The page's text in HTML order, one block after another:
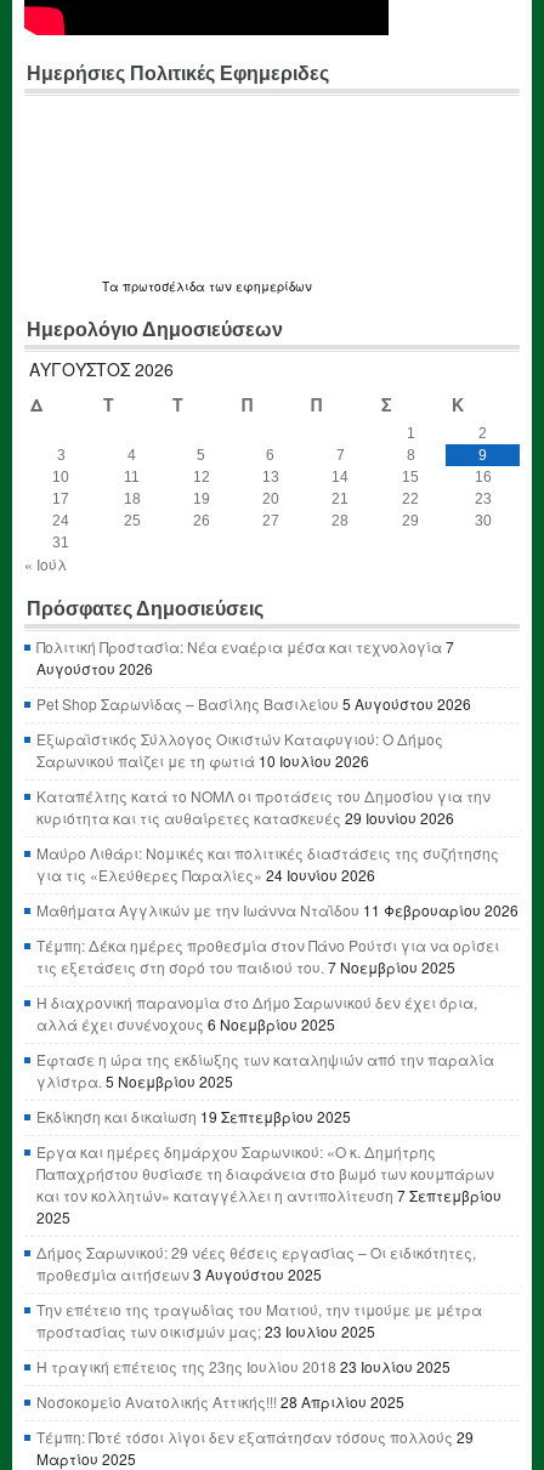
Ημερήσιες Πολιτικές Εφημεριδες
Τα πρωτοσέλιδα των εφημερίδων
Ημερολόγιο Δημοσιεύσεων
ΑΎΓΟΥΣΤΟΣ 2026
Δ
Τ Τ Π Π Σ Κ
1
2
3
4 5 6 7 8
9
10
11 12 13 14 15
16
17
18 19 20 21 22
23
24
25 26 27 28 29
30
31
« Ιούλ
Πρόσφατες Δημοσιεύσεις
Πολιτική Προστασία: Νέα εναέρια μέσα και τεχνολογία7
Αυγούστου 2026
Pet Shop Σαρωνίδας – Βασίλης Βασιλείου 5 Αυγούστου 2026
Εξωραϊστικός Σύλλογος Οικιστών Καταφυγιού: Ο Δήμος
Σαρωνικού παίζει με τη φωτιά 10 Ιουλίου 2026
Καταπέλτης κατά το ΝΟΜΛ οι προτάσεις του Δημοσίου για την
κυριότητα και τις αυθαίρετες κατασκευές 29 Ιουνίου 2026
Μαύρο Λιθάρι: Νομικές και πολιτικές διαστάσεις της συζήτησης
για τις «Ελεύθερες Παραλίες» 24 Ιουνίου 2026
Μαθήματα Αγγλικών με την Ιωάννα Νταΐδου 11 Φεβρουαρίου 2026
Τέμπη: Δέκα ημέρες προθεσμία στον Πάνο Ρούτσι για να ορίσει
τις εξετάσεις στη σορό του παιδιού του. 7 Νοεμβρίου 2025
Η διαχρονική παρανομία στο Δήμο Σαρωνικού δεν έχει όρια,
αλλά έχει συνένοχους 6 Νοεμβρίου 2025
Έφτασε η ώρα της εκδίωξης των καταληψιών από την παραλία
γλίστρα. 5 Νοεμβρίου 2025
Εκδίκηση και δικαίωση 19 Σεπτεμβρίου 2025
Έργα και ημέρες δημάρχου Σαρωνικού: «Ο κ. Δημήτρης
Παπαχρήστου θυσίασε τη διαφάνεια στο βωμό των κουμπάρων
και τον κολλητών» καταγγέλλει η αντιπολίτευση 7 Σεπτεμβρίου
2025
Δήμος Σαρωνικού: 29 νέες θέσεις εργασίας – Οι ειδικότητες,
προθεσμία αιτήσεων3 Αυγούστου 2025
Την επέτειο της τραγωδίας του Ματιού, την τιμούμε με μέτρα
προστασίας των οικισμών μας;23 Ιουλίου 2025
Η τραγική επέτειος της 23ης Ιουλίου 2018 23 Ιουλίου 2025
Νοσοκομείο Ανατολικής Αττικής!!! 28 Απριλίου 2025
Τέμπη: Ποτέ τόσοι λίγοι δεν εξαπάτησαν τόσους πολλούς 29
Μαρτίου 2025